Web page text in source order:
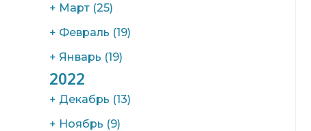
+ Март (25)
+ Февраль (19)
+ Январь (19)
2022
+ Декабрь (13)
+ Ноябрь (9)